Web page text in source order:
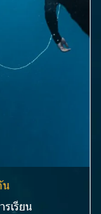
น
เรียน